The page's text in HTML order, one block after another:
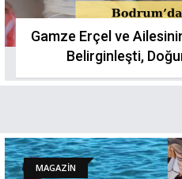
Gamze Erçel ve
Belirginleşti,
MAGAZİN